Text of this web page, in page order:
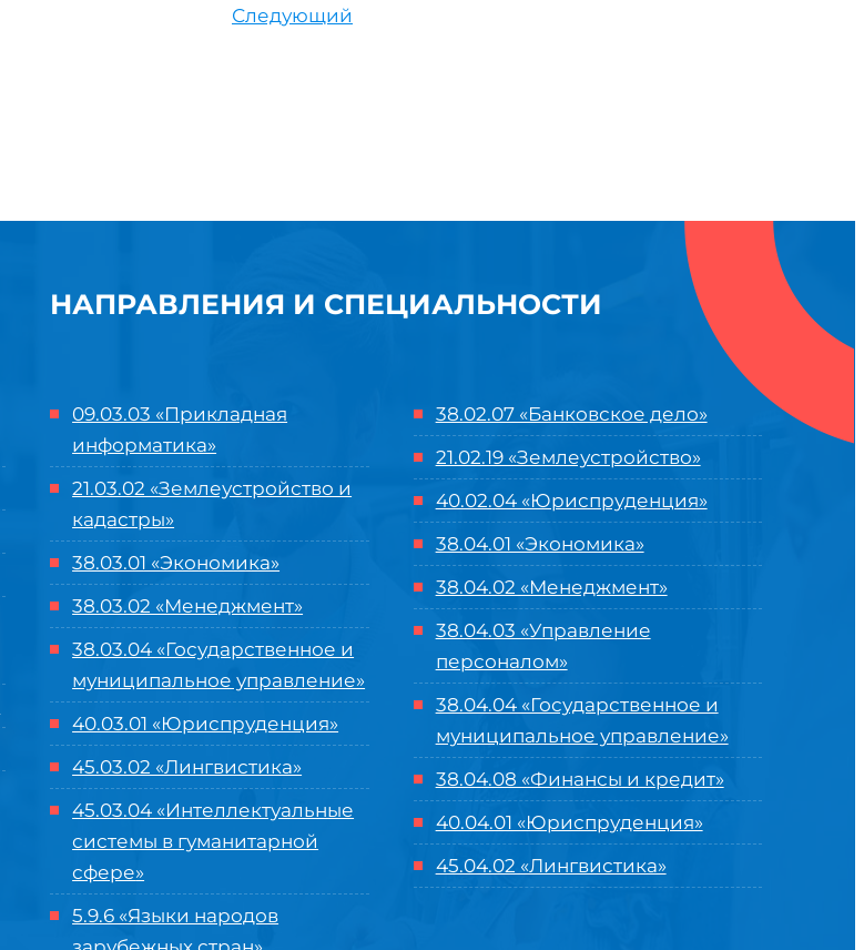
Следующий
НАПРАВЛЕНИЯ И СПЕЦИАЛЬНОСТИ
09.03.03 «Прикладная
информатика»
21.03.02 «Землеустройство и
кадастры»
38.03.01 «Экономика»
38.03.02 «Менеджмент»
38.03.04 «Государственное и
муниципальное управление»
40.03.01 «Юриспруденция»
45.03.02 «Лингвистика»
45.03.04 «Интеллектуальные
системы в гуманитарной
сфере»
5.9.6 «Языки народов
38.02.07 «Банковское дело»
21.02.19 «Землеустройство»
40.02.04 «Юриспруденция»
38.04.01 «Экономика»
38.04.02 «Менеджмент»
38.04.03 «Управление
персоналом»
38.04.04 «Государственное и
муниципальное управление»
38.04.08 «Финансы и кредит»
40.04.01 «Юриспруденция»
45.04.02 «Лингвистика»